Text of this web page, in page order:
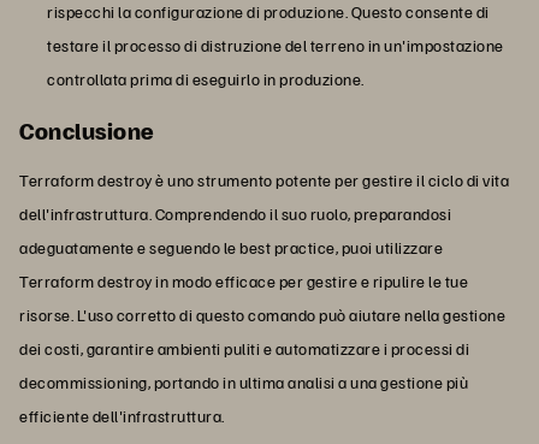
rispecchi la configurazione di produzione. Questo consente di
testare il processo di distruzione del terreno in un'impostazione
controllata prima di eseguirlo in produzione.
Conclusione
Terraform destroy è uno strumento potente per gestire il ciclo di vita
dell'infrastruttura. Comprendendo il suo ruolo, preparandosi
adeguatamente e seguendo le best practice, puoi utilizzare
Terraform destroy in modo efficace per gestire e ripulire le tue
risorse. L'uso corretto di questo comando può aiutare nella gestione
dei costi, garantire ambienti puliti e automatizzare i processi di
decommissioning, portando in ultima analisi a una gestione più
efficiente dell'infrastruttura.